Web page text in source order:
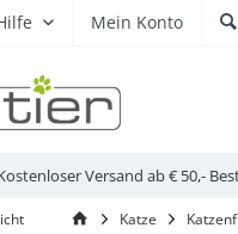
Mein Konto
Versand ab € 50,-
Katze